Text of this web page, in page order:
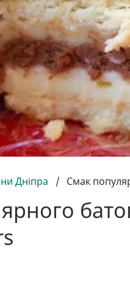
Дніпра / Смак